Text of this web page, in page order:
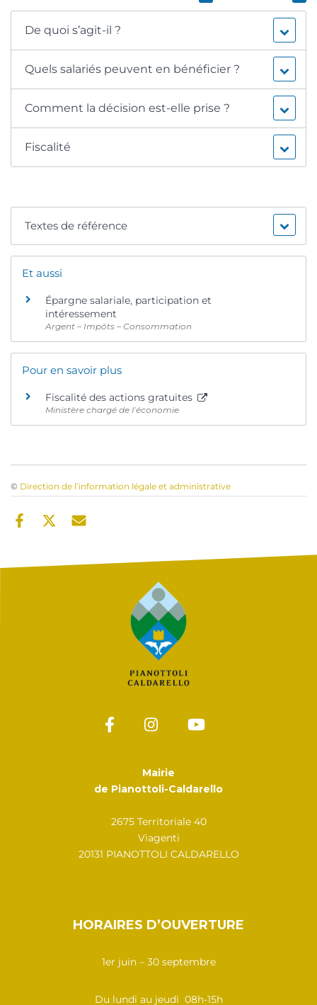
De quoi s’agit-il ?
Quels salariés peuvent en bénéficier ?
Comment la décision est-elle prise ?
Fiscalité
Textes de référence
Et aussi
Épargne salariale, participation et
intéressement
Argent – Impôts – Consommation
Pour en savoir plus
Fiscalité des actions gratuites
Ministère chargé de l’économie
© Direction de l’information légale et administrative
Mairie
de Pianottoli-Caldarello
2675 Territoriale 40
Viagenti
20131 PIANOTTOLI CALDARELLO
HORAIRES D’OUVERTURE
1er juin – 30 septembre
Du lundi au jeudi 08h-15h